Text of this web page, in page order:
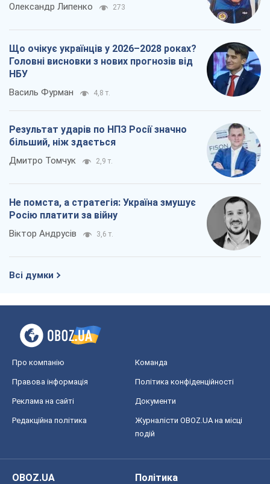
Олександр Липенко 273
Що очікує українців у 2026–2028 роках?
Головні висновки з нових прогнозів від
НБУ
Василь Фурман 4,8 т.
Результат ударів по НПЗ Росії значно
більший, ніж здається
Дмитро Томчук 2,9 т.
Не помста, а стратегія: Україна змушує
Росію платити за війну
Віктор Андрусів 3,6 т.
Всі думки
Про компанію Команда
Правова інформація Політика конфіденційності
Реклама на сайті Документи
Редакційна політика
Журналісти OBOZ.UA на місці
подій
OBOZ.UA
Політика